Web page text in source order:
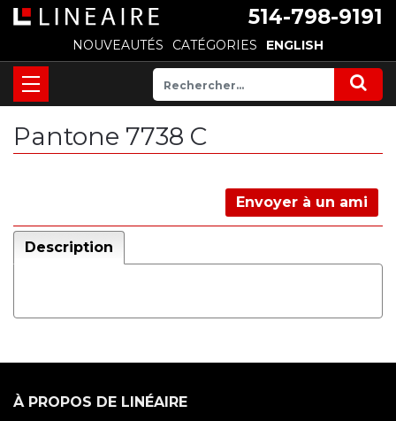
514-798-9191
NOUVEAUTÉS CATÉGORIES ENGLISH
Pantone 7738 C
Envoyer à un ami
Description
À PROPOS DE LINÉAIRE